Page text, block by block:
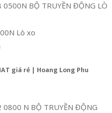
BỘ TRUYỀN ĐỘNG LÒ
Lò xo
giá rẻ | Hoang Long Phu
N BỘ TRUYỀN ĐỘNG